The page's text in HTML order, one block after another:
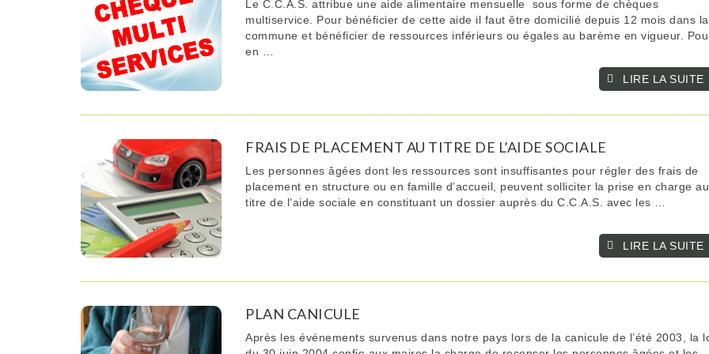
Le C.C.A.S. attribue une aide alimentaire mensuelle sous forme de chèques
multiservice. Pour bénéficier de cette aide il faut être domicilié depuis 12 mois dans la
commune et bénéficier de ressources inférieurs ou égales au barème en vigueur.
en …
LIRE LA SUITE­­
FRAIS DE PLACEMENT AU TITRE DE L’AIDE SOCIALE
Les personnes âgées dont les ressources sont insuffisantes pour régler des frais de
placement en structure ou en famille d’accueil, peuvent solliciter la prise en charge au
titre de l’aide sociale en constituant un dossier auprès du C.C.A.S. avec les …
LIRE LA SUITE­­
PLAN CANICULE
Après les événements survenus dans notre pays lors de la canicule de l’été 2003, la